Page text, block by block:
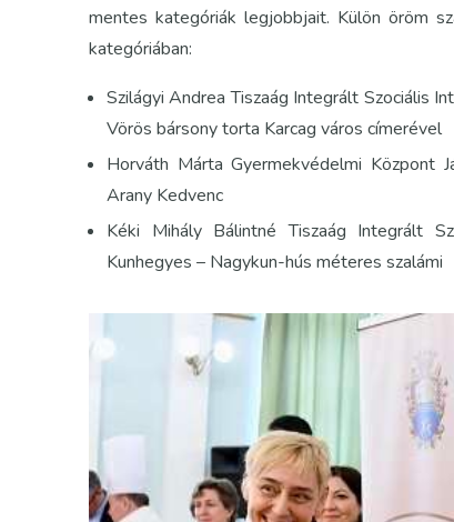
mentes kategóriák legjobbjait. Külön öröm
kategóriában:
Szilágyi Andrea Tiszaág Integrált Szociális
Vörös bársony torta Karcag város címerével
Horváth Márta Gyermekvédelmi Központ
Arany Kedvenc
Kéki Mihály Bálintné Tiszaág Integrált
Kunhegyes – Nagykun-hús méteres szalámi